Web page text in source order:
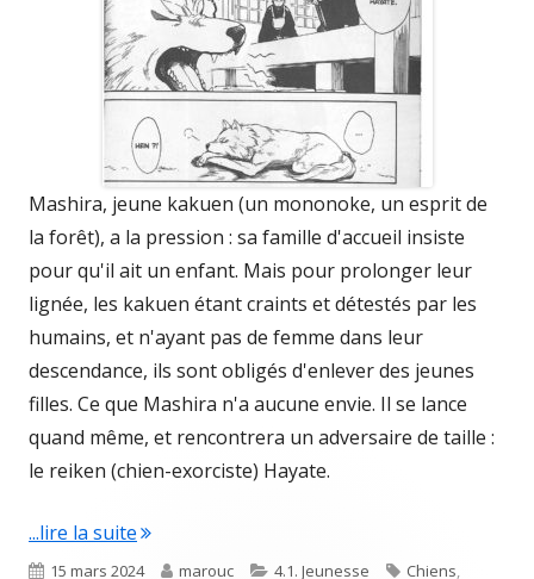
Mashira, jeune kakuen (un mononoke, un esprit de
la forêt), a la pression : sa famille d'accueil insiste
pour qu'il ait un enfant. Mais pour prolonger leur
lignée, les kakuen étant craints et détestés par les
humains, et n'ayant pas de femme dans leur
descendance, ils sont obligés d'enlever des jeunes
filles. Ce que Mashira n'a aucune envie. Il se lance
quand même, et rencontrera un adversaire de taille :
le reiken (chien-exorciste) Hayate.
...lire la suite"Ken’en : comme chien et singe"
Published
15 mars 2024 Author
marouc Categories
4.1. Jeunesse Tags
Chiens,